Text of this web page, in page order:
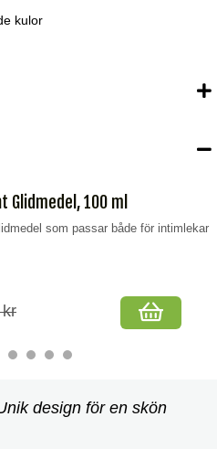
kulor
Glidmedel, 100 ml
som passar både för intimlekar
design för en skön